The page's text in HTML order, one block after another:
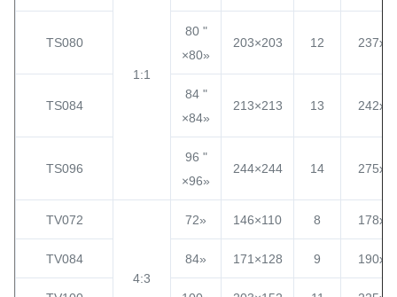
1:1
TS080
80 "
×80»
203×203 12
TS084
84 "
×84»
213×213 13
TS096
96 "
×96»
244×244 14
TV072
4:3
72» 146×110 8
TV084 84» 171×128 9